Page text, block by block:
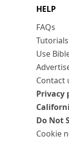
HELP
FAQs
Tutorials
Use
Contact
Privacy
Do Not
Cookie